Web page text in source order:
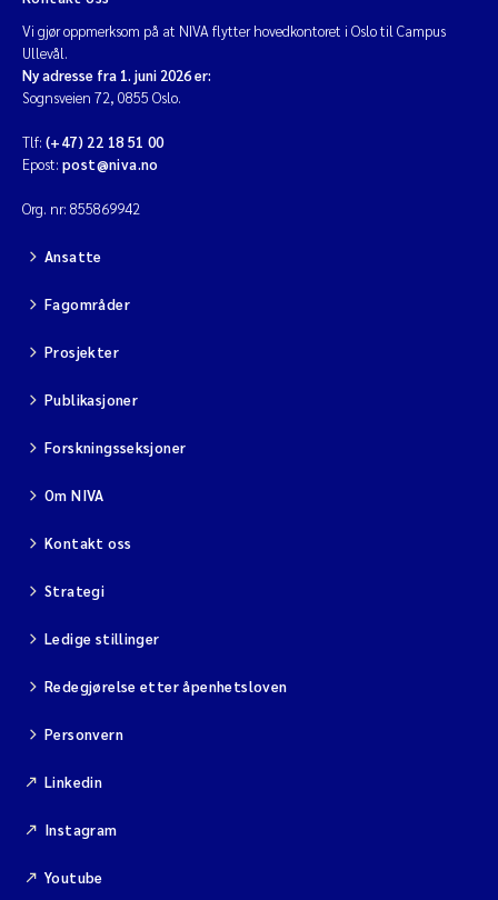
Vi gjør oppmerksom på at NIVA flytter hovedkontoret i Oslo til Campus
Ullevål.
Ny adresse fra 1. juni 2026 er:
Sognsveien 72, 0855 Oslo.
Tlf: (+47) 22 18 51 00
Epost: post@niva.no
Org. nr: 855869942
Ansatte
Fagområder
Prosjekter
Publikasjoner
Forskningsseksjoner
Om NIVA
Kontakt oss
Strategi
Ledige stillinger
Redegjørelse etter åpenhetsloven
Personvern
Linkedin
Instagram
Youtube